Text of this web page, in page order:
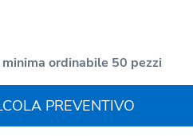
ordinabile 50 pezzi
PREVENTIVO